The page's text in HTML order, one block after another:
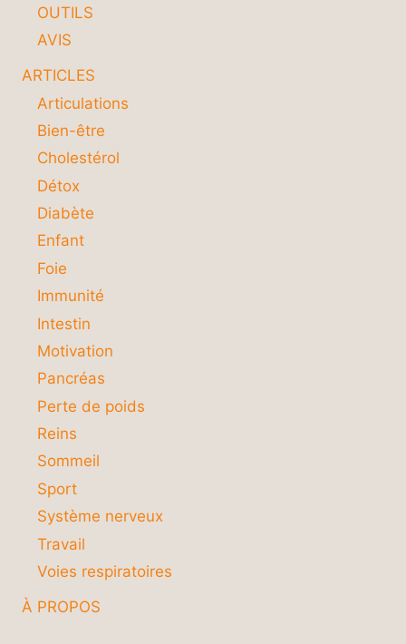
OUTILS
AVIS
ARTICLES
Articulations
Bien-être
Cholestérol
Détox
Diabète
Enfant
Foie
Immunité
Intestin
Motivation
Pancréas
Perte de poids
Reins
Sommeil
Sport
Système nerveux
Travail
Voies respiratoires
À PROPOS